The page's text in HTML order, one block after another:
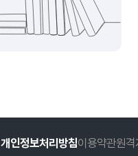
개인정보처리방침이용약관원격